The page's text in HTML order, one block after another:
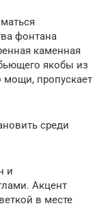
фонтана
каменная
якобы из
мощи, пропускает
среди
и
Акцент
в месте